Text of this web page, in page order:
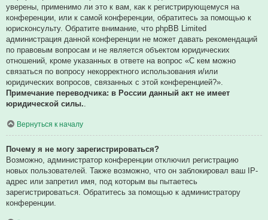
уверены, применимо ли это к вам, как к регистрирующемуся на
конференции, или к самой конференции, обратитесь за помощью к
юрисконсульту. Обратите внимание, что phpBB Limited
администрация данной конференции не может давать рекомендаций
по правовым вопросам и не является объектом юридических
отношений, кроме указанных в ответе на вопрос «С кем можно
связаться по вопросу некорректного использования и/или
юридических вопросов, связанных с этой конференцией?».
Примечание переводчика: в России данный акт не имеет
юридической силы..
Вернуться к началу
Почему я не могу зарегистрироваться?
Возможно, администратор конференции отключил регистрацию
новых пользователей. Также возможно, что он заблокировал ваш IP-
адрес или запретил имя, под которым вы пытаетесь
зарегистрироваться. Обратитесь за помощью к администратору
конференции.